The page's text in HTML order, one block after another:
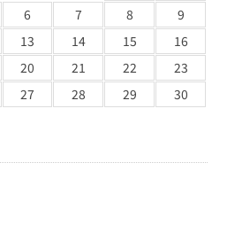
6 7 8
9
13 14 15
16
20 21 22
23
27 28 29
30